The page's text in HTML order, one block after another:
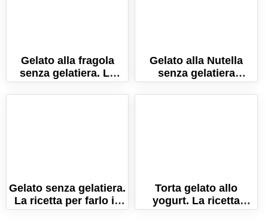
Gelato alla fragola
senza gelatiera. La
ricetta per farlo
cremosissimo!
Gelato alla Nutella
senza gelatiera
(Pronto in 5 minuti!)
La ricetta semplice
Gelato senza gelatiera.
La ricetta per farlo in
casa cremosissimo!
Torta gelato allo
yogurt. La ricetta
semplice per un dolce